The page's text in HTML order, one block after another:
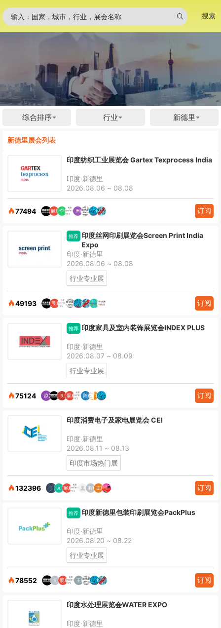
输入：国家，城市，行业，展会名称 搜索
综合排序 行业 新德里
新德里展会列表
印度纺织工业展览会 Gartex Texprocess India
印度·新德里
2026.08.06 ~ 08.08
77494 订阅
推荐 印度丝网印刷展览会Screen Print India
Expo
印度·新德里
2026.08.06 ~ 08.08
行业专业展
49193 订阅
推荐 印度家具及室内装饰展览会INDEX PLUS
印度·新德里
2026.08.07 ~ 08.09
行业专业展
75124 订阅
印度消费电子及家电展览会 CEI
印度·新德里
2026.08.11 ~ 08.13
印度市场热门展
132396 订阅
推荐 印度新德里包装印刷展览会PackPlus
印度·新德里
2026.08.20 ~ 08.22
行业专业展
78552 订阅
印度水处理展览会WATER EXPO
印度·新德里